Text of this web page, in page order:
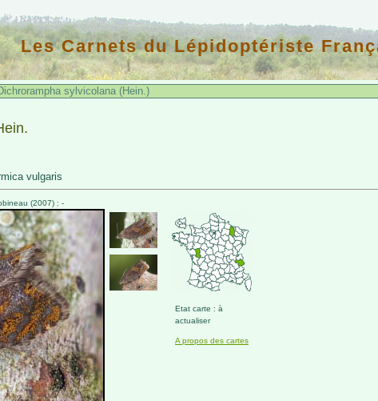
Les Carnets du Lépidoptériste
sylvicolana (Hein.)
vulgaris
(2007) : -
Etat carte : à
actualiser
A propos des cartes